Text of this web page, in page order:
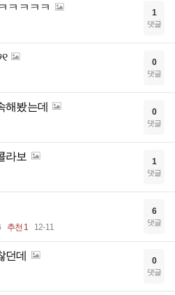
ㅋㅋㅋㅋ 1
댓글
0
댓글
해봤는데 0
댓글
라보 1
댓글
추천 1 12-11
6
댓글
던데 0
댓글